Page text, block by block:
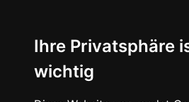
Ihre Privatsphäre
wichtig